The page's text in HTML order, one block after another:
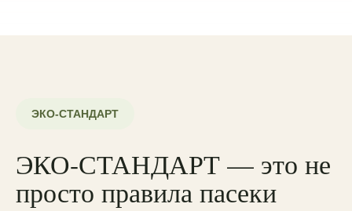
ЭКО-СТАНДАРТ
ЭКО-СТАНДАРТ — это не
просто правила пасеки